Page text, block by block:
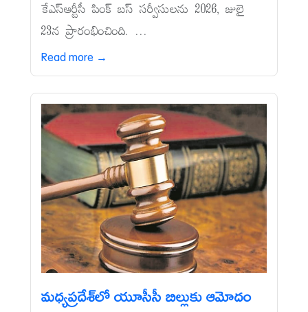
కేఎస్‌ఆర్టీసీ పింక్‌ బస్‌ సర్వీసులను 2026, జులై
23న ప్రారంభించింది. ...
Read more →
మధ్యప్రదేశ్‌లో యూసీసీ బిల్లుకు ఆమోదం